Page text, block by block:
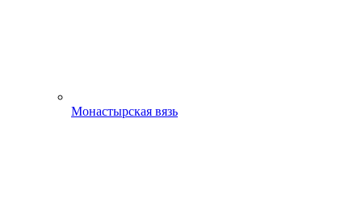
Монастырская вязь